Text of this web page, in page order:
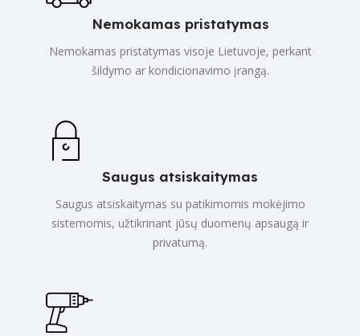
Nemokamas pristatymas
Nemokamas pristatymas visoje Lietuvoje, perkant
šildymo ar kondicionavimo įrangą.
Saugus atsiskaitymas
Saugus atsiskaitymas su patikimomis mokėjimo
sistemomis, užtikrinant jūsų duomenų apsaugą ir
privatumą.